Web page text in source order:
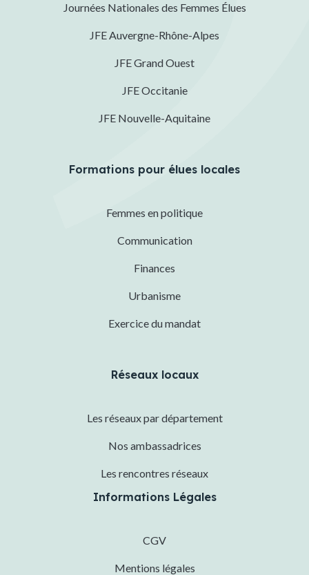
Journées Nationales des Femmes Élues
JFE Auvergne-Rhône-Alpes
JFE Grand Ouest
JFE Occitanie
JFE Nouvelle-Aquitaine
Formations pour élues locales
Femmes en politique
Communication
Finances
Urbanisme
Exercice du mandat
Réseaux locaux
Les réseaux par département
Nos ambassadrices
Les rencontres réseaux
Informations Légales
CGV
Mentions légales